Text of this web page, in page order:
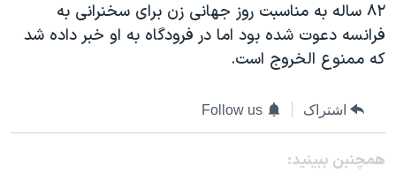
۸۲ ساله به مناسبت روز جهانی زن برای سخنرانی به
فرانسه دعوت شده بود اما در فرودگاه به او خبر داده شد
که ممنوع الخروج است.
اشتراک Follow us
همچنبن ببینید: